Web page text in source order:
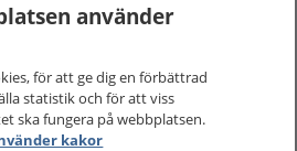
använder
för att ge dig en förbättrad
statistik och för att viss
ska fungera på webbplatsen.
kakor